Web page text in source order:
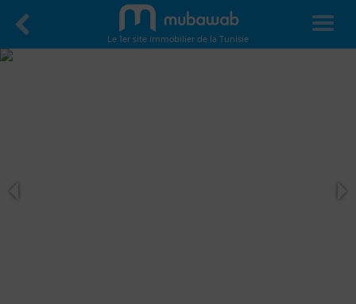
Le 1er site immobilier de la Tunisie